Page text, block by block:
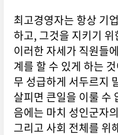
최고경영자는 항상 기
하고, 그것을 지키기
이러한 자세가 직원들
계를 할 수 있게 하는
무 성급하게 서두르지
살피면 큰일을 이룰 수
음에는 마치 성인군자
그리고 사회 전체를 위